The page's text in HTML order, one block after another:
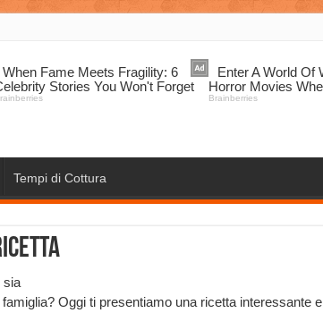
Tempi di Cottura
sia
Oggi ti presentiamo una ricetta interessante e